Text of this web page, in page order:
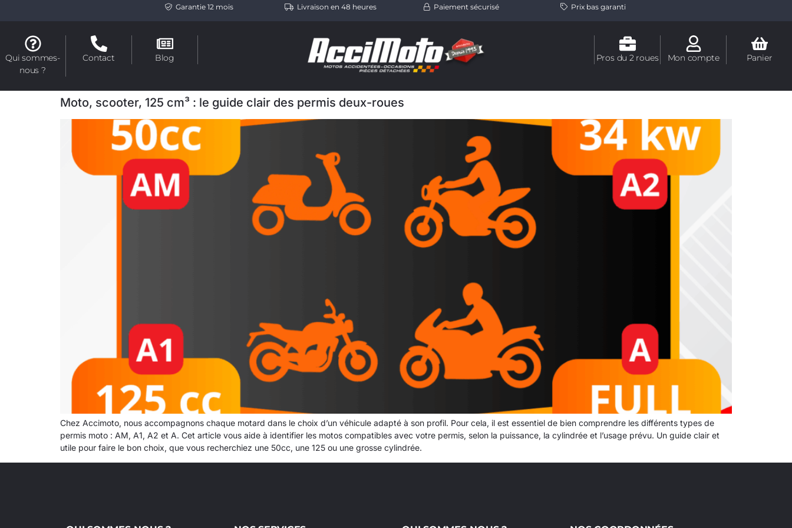
Garantie 12 mois Livraison en 48 heures Paiement sécurisé Prix bas garanti
Qui sommes-
nous ?
Contact Blog Pros du 2 roues Mon compte Panier
Moto, scooter, 125 cm³ : le guide clair des permis deux-roues
Chez Accimoto, nous accompagnons chaque motard dans le choix d’un véhicule adapté à son profil. Pour cela, il est essentiel de bien comprendre les différents types de
permis moto : AM, A1, A2 et A. Cet article vous aide à identifier les motos compatibles avec votre permis, selon la puissance, la cylindrée et l’usage prévu. Un guide clair et
utile pour faire le bon choix, que vous recherchiez une 50cc, une 125 ou une grosse cylindrée.